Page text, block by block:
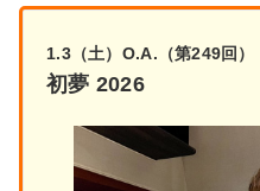
1.3（土）O.A.（第249回）
初夢 2026